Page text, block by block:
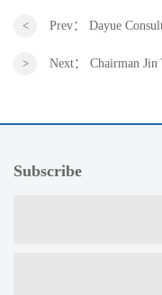
Prev： Dayue Consulting
Next： Chairman Jin Yongxiang attended the
Subscribe